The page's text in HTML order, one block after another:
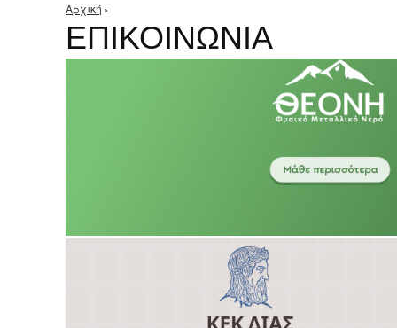
Είστε εδώ
Αρχική ›
ΕΠΙΚΟΙΝΩΝΙΑ